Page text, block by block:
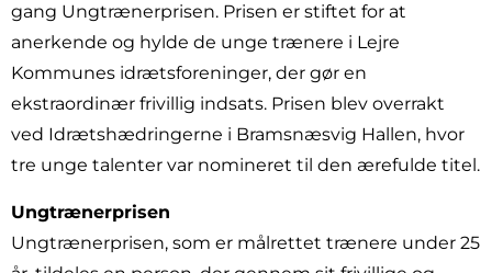
gang Ungtrænerprisen. Prisen er stiftet for at
anerkende og hylde de unge trænere i Lejre
Kommunes idrætsforeninger, der gør en
ekstraordinær frivillig indsats. Prisen blev overrakt
ved Idrætshædringerne i Bramsnæsvig Hallen, hvor
tre unge talenter var nomineret til den ærefulde titel.
Ungtrænerprisen
Ungtrænerprisen, som er målrettet trænere under 25